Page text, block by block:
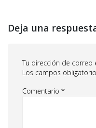
Deja una
Tu dirección de correo
Los campos
Comentario *